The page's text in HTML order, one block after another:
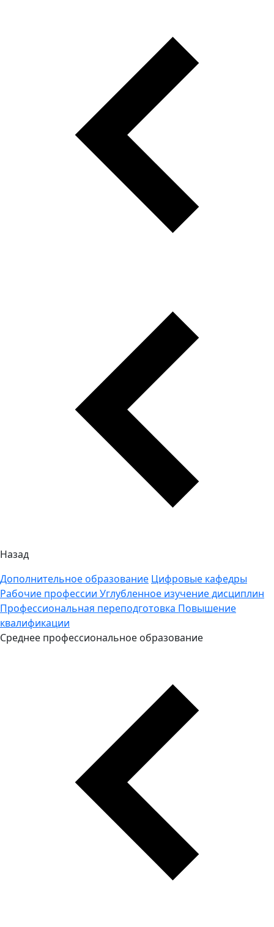
Назад
Дополнительное образование Цифровые кафедры
Рабочие профессии Углубленное изучение дисциплин
Профессиональная переподготовка Повышение
квалификации
Среднее профессиональное образование